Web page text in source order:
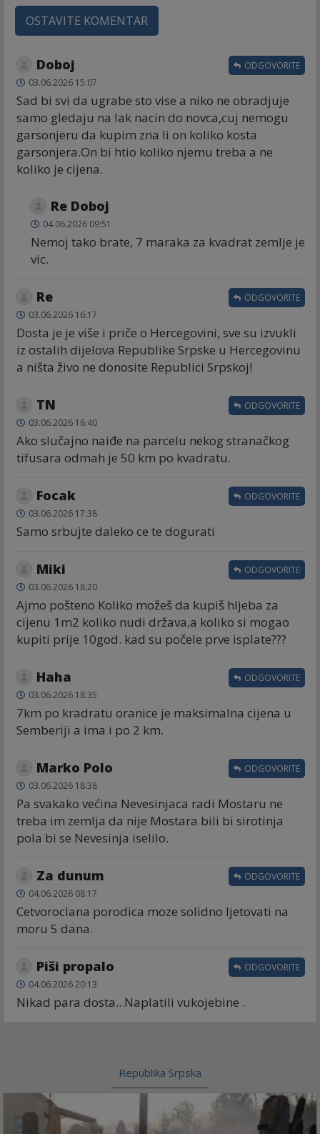
OSTAVITE KOMENTAR
Doboj
03.06.2026 15:07
Sad bi svi da ugrabe sto vise a niko ne obradjuje
samo gledaju na lak nacin do novca,cuj nemogu
garsonjeru da kupim zna li on koliko kosta
garsonjera.On bi htio koliko njemu treba a ne
koliko je cijena.
ODGOVORITE
Re Doboj
04.06.2026 09:51
Nemoj tako brate, 7 maraka za kvadrat zemlje je
vic.
Re
03.06.2026 16:17
Dosta je je više i priče o Hercegovini, sve su izvukli
iz ostalih dijelova Republike Srpske u Hercegovinu
a ništa živo ne donosite Republici Srpskoj!
ODGOVORITE
TN
03.06.2026 16:40
Ako slučajno naiđe na parcelu nekog stranačkog
tifusara odmah je 50 km po kvadratu.
ODGOVORITE
Focak
03.06.2026 17:38
Samo srbujte daleko ce te dogurati
ODGOVORITE
Miki
03.06.2026 18:20
Ajmo pošteno Koliko možeš da kupiš hljeba za
cijenu 1m2 koliko nudi država,a koliko si mogao
kupiti prije 10god. kad su počele prve isplate???
ODGOVORITE
Haha
03.06.2026 18:35
7km po kradratu oranice je maksimalna cijena u
Semberiji a ima i po 2 km.
ODGOVORITE
Marko Polo
03.06.2026 18:38
Pa svakako većina Nevesinjaca radi Mostaru ne
treba im zemlja da nije Mostara bili bi sirotinja
pola bi se Nevesinja iselilo.
ODGOVORITE
Za dunum
04.06.2026 08:17
Cetvoroclana porodica moze solidno ljetovati na
moru 5 dana.
ODGOVORITE
Piši propalo
04.06.2026 20:13
Nikad para dosta...Naplatili vukojebine .
ODGOVORITE
Republika Srpska